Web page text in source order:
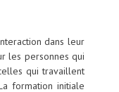
dans leur
les personnes qui
qui travaillent
formation initiale